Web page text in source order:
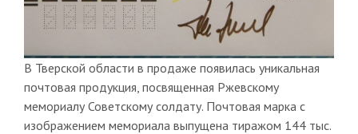
В Тверской области в продаже появилась уникальная
почтовая продукция, посвященная Ржевскому
мемориалу Советскому солдату. Почтовая марка с
изображением мемориала выпущена тиражом 144 тыс.